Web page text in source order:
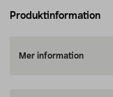
Produktinformation
Mer information